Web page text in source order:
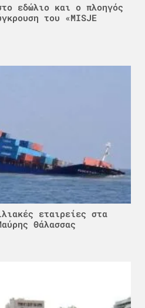
εδώλιο και ο πλοηγός
του «MISJE
εταιρείες στα
Θάλασσας